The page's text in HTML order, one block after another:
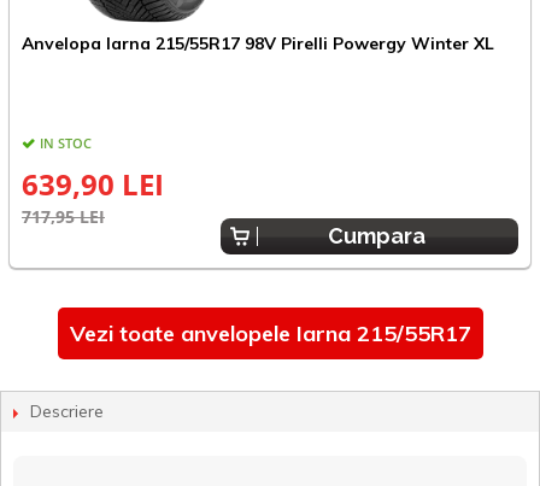
Anvelopa Iarna 215/55R17 98V Pirelli Powergy Winter XL
IN STOC
639,90 LEI
717,95 LEI
Cumpara
Vezi toate anvelopele Iarna 215/55R17
Descriere